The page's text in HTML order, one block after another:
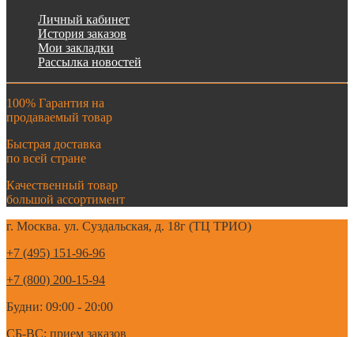
Личный кабинет
История заказов
Мои закладки
Рассылка новостей
100% Гарантия на
продаваемый товар
Быстрая доставка
по всей стране
Качественный товар
большой ассортимент
г. Москва. ул. Суздальская, д. 18г (ТЦ ТРИО)
+7 (495) 151-96-96
+7 (800) 200-15-94
Будни: 09:00 - 20:00
СБ-ВС: прием заказов